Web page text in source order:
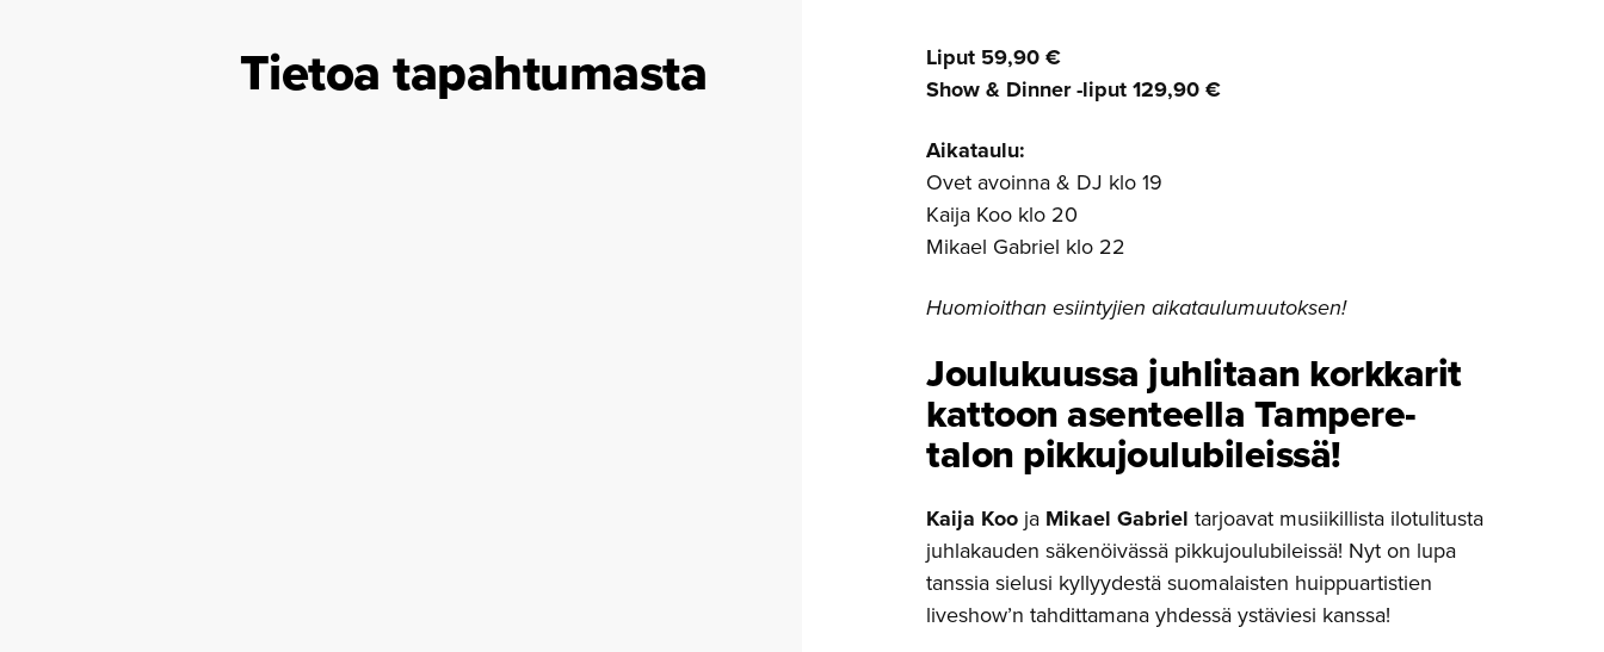
Tietoa tapahtumasta
Liput 59,90 €
Show & Dinner -liput 129,90 €
Aikataulu:
Ovet avoinna & DJ klo 19
Kaija Koo klo 20
Mikael Gabriel klo 22
Huomioithan esiintyjien aikataulumuutoksen!
Joulukuussa juhlitaan korkkarit
kattoon asenteella Tampere-
talon pikkujou­lu­bi­leissä!
Kaija Koo ja Mikael Gabriel tarjoavat musiikillista ilotulitusta
juhlakauden säkenöivässä pikkujoulubileissä! Nyt on lupa
tanssia sielusi kyllyydestä suomalaisten huippuartistien
liveshow’n tahdittamana yhdessä ystäviesi kanssa!